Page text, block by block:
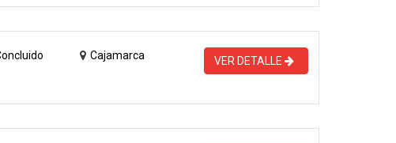
Cajamarca VER DETALLE